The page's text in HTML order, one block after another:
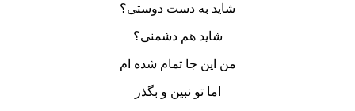
شاید به دست دوستی؟
شاید هم دشمنی؟
من این جا تمام شده ام
اما تو نبین و بگذر